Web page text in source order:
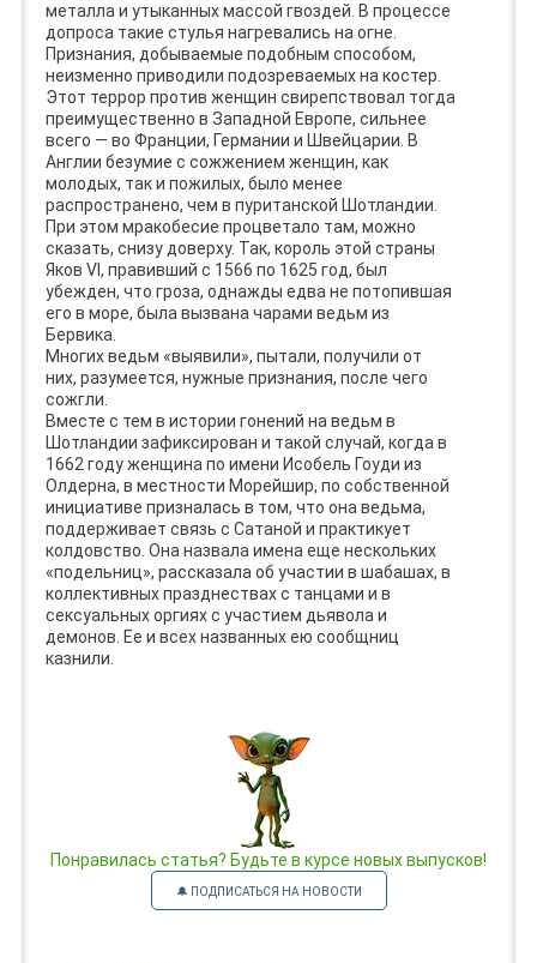
металла и утыканных массой гвоздей. В процессе
допроса такие стулья нагревались на огне.
Признания, добываемые подобным способом,
неизменно приводили подозреваемых на костер.
Этот террор против женщин свирепствовал тогда
преимущественно в Западной Европе, сильнее
всего — во Франции, Германии и Швейцарии. В
Англии безумие с сожжением женщин, как
молодых, так и пожилых, было менее
распространено, чем в пуританской Шотландии.
При этом мракобесие процветало там, можно
сказать, снизу доверху. Так, король этой страны
Яков VI, правивший с 1566 по 1625 год, был
убежден, что гроза, однажды едва не потопившая
его в море, была вызвана чарами ведьм из
Бервика.
Многих ведьм «выявили», пытали, получили от
них, разумеется, нужные признания, после чего
сожгли.
Вместе с тем в истории гонений на ведьм в
Шотландии зафиксирован и такой случай, когда в
1662 году женщина по имени Исобель Гоуди из
Олдерна, в местности Морейшир, по собственной
инициативе призналась в том, что она ведьма,
поддерживает связь с Сатаной и практикует
колдовство. Она назвала имена еще нескольких
«подельниц», рассказала об участии в шабашах, в
коллективных празднествах с танцами и в
сексуальных оргиях с участием дьявола и
демонов. Ее и всех названных ею сообщниц
казнили.
Понравилась статья? Будьте в курсе новых выпусков!
🔔 ПОДПИСАТЬСЯ НА НОВОСТИ